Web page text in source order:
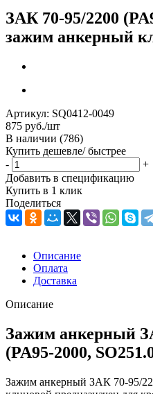
ЗАК 70-95/2200
зажим анкерный
Артикул: SQ0412-0049
875 руб./шт
В наличии (786)
Купить дешевле/ быстрее
-
+
Добавить в спецификацию
Купить в 1 клик
Поделиться
Описание
Оплата
Доставка
Описание
Зажим анкерный
(PA95-2000,
Зажим анкерный ЗАК 70-95/